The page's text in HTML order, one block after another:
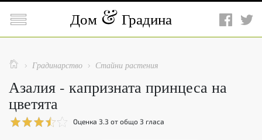
 Дом Градина
  Градинарство  Стайни растения
Азалия - капризната принцеса на
цветята
Оценка 3.3 от общо 3 гласа